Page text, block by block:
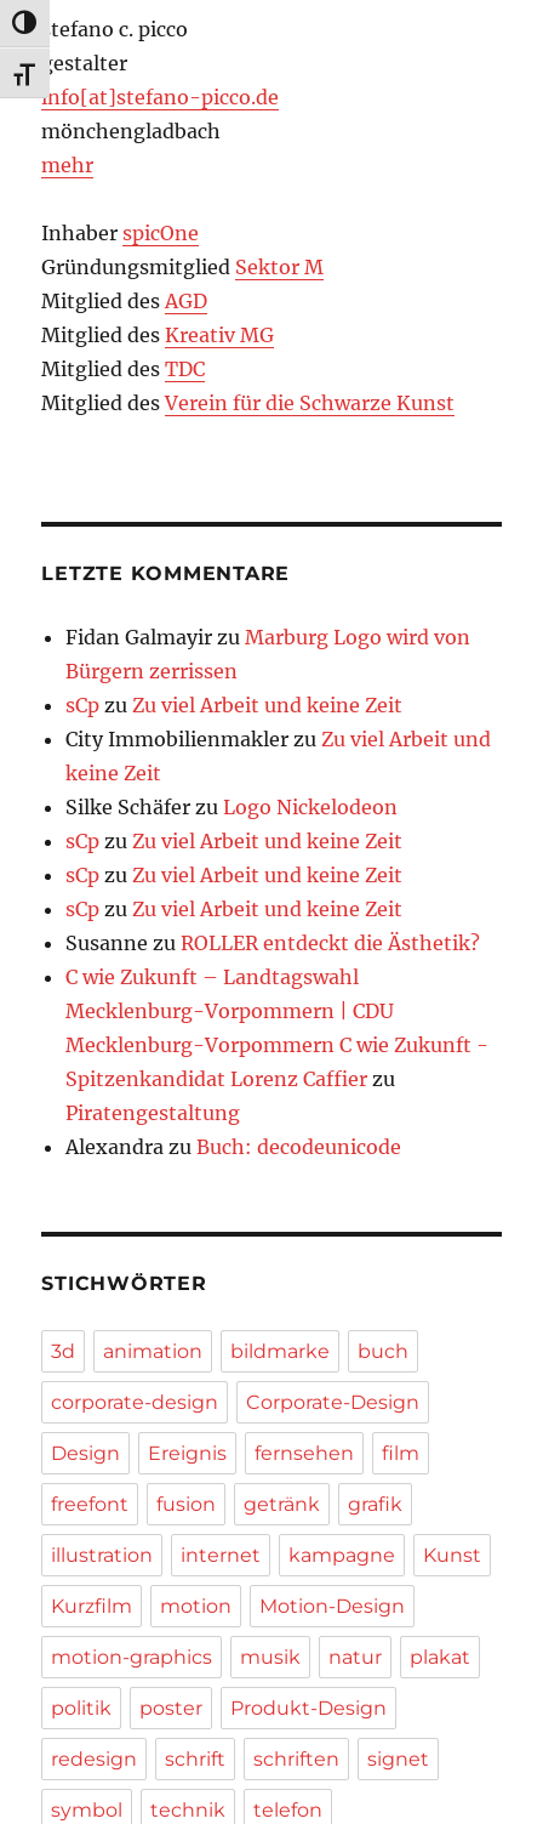
UMSCHALTEN AUF HOHE KONTRASTE
SCHRIFT VERGRÖSSERN
stefano c. picco
gestalter
info[at]stefano-picco.de
mönchengladbach
mehr
InhaberspicOne
Gründungsmitglied Sektor M
Mitglied des AGD
Mitglied desKreativ MG
Mitglied desTDC
Mitglied desVerein für die Schwarze Kunst
LETZTE KOMMENTARE
Fidan Galmayir zu Marburg Logo wird von
Bürgern zerrissen
sCp zu Zu viel Arbeit und keine Zeit
City Immobilienmakler zu Zu viel Arbeit und
keine Zeit
Silke Schäfer zuLogo Nickelodeon
sCp zu Zu viel Arbeit und keine Zeit
sCp zu Zu viel Arbeit und keine Zeit
sCp zu Zu viel Arbeit und keine Zeit
Susanne zuROLLER entdeckt die Ästhetik?
C wie Zukunft – Landtagswahl
Mecklenburg-Vorpommern | CDU
Mecklenburg-Vorpommern C wie Zukunft -
Spitzenkandidat Lorenz Caffier zu
Piratengestaltung
Alexandra zuBuch: decodeunicode
STICHWÖRTER
3d animation bildmarke buch
corporate-design Corporate-Design
Design Ereignis fernsehen film
freefont fusion getränk grafik
illustration internet kampagne Kunst
Kurzfilm motion Motion-Design
motion-graphics musik natur plakat
politik poster Produkt-Design
redesign schrift schriften signet
symbol technik telefon